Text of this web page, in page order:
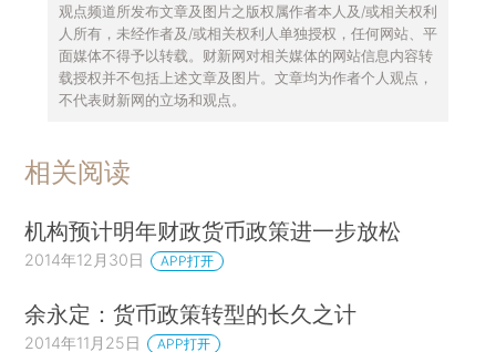
观点频道所发布文章及图片之版权属作者本人及/或相关权利
人所有，未经作者及/或相关权利人单独授权，任何网站、平
面媒体不得予以转载。财新网对相关媒体的网站信息内容转
载授权并不包括上述文章及图片。文章均为作者个人观点，
不代表财新网的立场和观点。
相关阅读
机构预计明年财政货币政策进一步放松
2014年12月30日 APP打开
余永定：货币政策转型的长久之计
2014年11月25日 APP打开